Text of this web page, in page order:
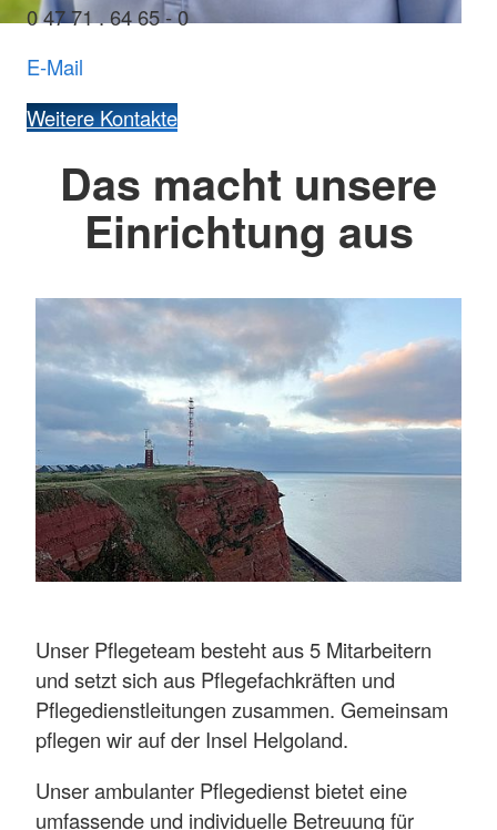
0 47 71 . 64 65 - 0
E-Mail
Weitere Kontakte
Das macht unsere
Einrichtung aus
Unser Pflegeteam besteht aus 5 Mitarbeitern
und setzt sich aus Pflegefachkräften und
Pflegedienstleitungen zusammen. Gemeinsam
pflegen wir auf der Insel Helgoland.
Unser ambulanter Pflegedienst bietet eine
umfassende und individuelle Betreuung für